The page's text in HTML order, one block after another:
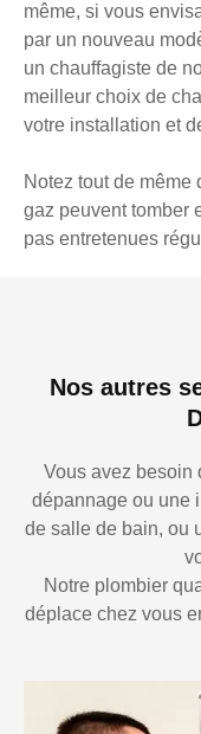
même, si vous
par un nouveau
un chauffagiste de
meilleur choix de
votre installation et
Notez tout de même
gaz peuvent tomber
pas entretenues
Nos autres
Vous avez besoin
dépannage ou une
de salle de bain, ou
Notre plombier
déplace chez vous